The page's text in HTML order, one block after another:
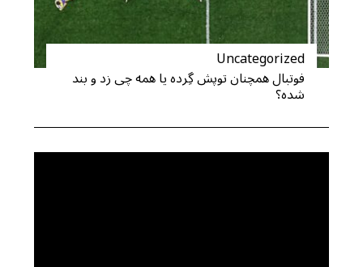
Uncategorized
فوتبال همچنان توپش گِرده یا همه چی زد و بند
شده؟